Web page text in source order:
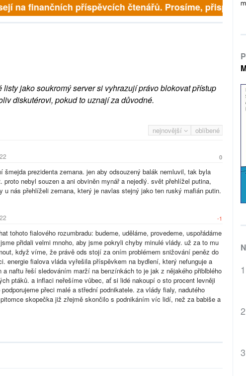
na finančních příspěvcích čtenářů. Prosíme,
listy jako soukromý server si vyhrazují právo blokovat přístup
diskutérovi, pokud to uznají za důvodné.
nejnovější oblíbené
0
šmejda prezidenta zemana. jen aby odsouzený balák nemluvil, tak byla
proto nebyl souzen a ani obviněn mynář a nejedlý. svět přehlížel putina,
u nás přehlíželi zemana, který je navlas stejný jako ten ruský mafián putin.
-1
tohoto fialového rozumbradu: budeme, uděláme, provedeme, uspořádáme
přidali velmi mnoho, aby jsme pokryli chyby minulé vlády. už za to mu
když víme, že právě ods stojí za oním problémem snižování peněz do
energie fialova vláda vyřešila příspěvkem na bydlení, který nefunguje a
a naftu řeší sledováním marží na benzínkách to je jak z nějakého přiblblého
ptáků. a inflaci neřešíme vůbec, ať si lidé nakoupí o sto procent levněji
přeci malé a střední podnikatele. za vlády fialy, nadutého
skopečka již zřejmě skončilo s podnikáním víc lidí, než za babiše a